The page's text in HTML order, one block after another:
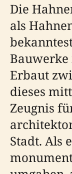
Die
als
Bauwerke
Erbaut
dieses
Zeugnis
Stadt. Als